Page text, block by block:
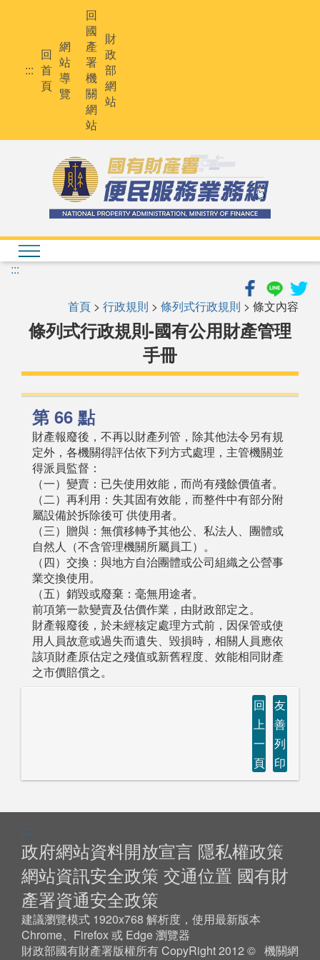
:::
回
首
頁
網
站
導
覽
回
國
產
署
機
關
網
站
財
政
部
網
站
:::
首頁 > 行政規則 > 條列式行政規則 > 條文內容
條列式行政規則-國有公用財產管理
手冊
第 66 點
財產報廢後，不再以財產列管，除其他法令另有規
定外，各機關得評估依下列方式處理，主管機關並
得派員監督：
（一）變賣：已失使用效能，而尚有殘餘價值者。
（二）再利用：失其固有效能，而整件中有部分附
屬設備於拆除後可 供使用者。
（三）贈與：無償移轉予其他公、私法人、團體或
自然人（不含管理機關所屬員工）。
（四）交換：與地方自治團體或公司組織之公營事
業交換使用。
（五）銷毀或廢棄：毫無用途者。
前項第一款變賣及估價作業，由財政部定之。
財產報廢後，於未經核定處理方式前，因保管或使
用人員故意或過失而遺失、毀損時，相關人員應依
該項財產原估定之殘值或新舊程度、效能相同財產
之市價賠償之。
回
上
一
頁
友
善
列
印
:::
政府網站資料開放宣言 隱私權政策
網站資訊安全政策 交通位置 國有財
產署資通安全政策
建議瀏覽模式 1920x768 解析度，使用最新版本
Chrome、Firefox 或 Edge 瀏覽器
財政部國有財產署版權所有 CopyRight 2012 © 機關網